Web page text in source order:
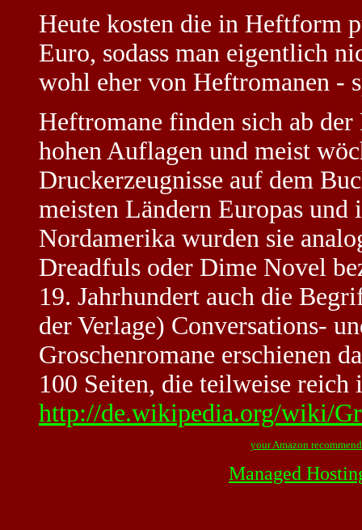
Heute kosten die in Heftform
Euro, sodass man eigentlich
wohl eher von Heftromanen -
Heftromane finden sich ab
hohen Auflagen und meist
Druckerzeugnisse auf dem
meisten Ländern Europas
Nordamerika wurden sie
Dreadfuls oder Dime Novel
19. Jahrhundert auch die
der Verlage) Conversations-
Groschenromane erschienen
100 Seiten, die teilweise
http://de.wikipedia.org/wiki/
your Amazon
Managed